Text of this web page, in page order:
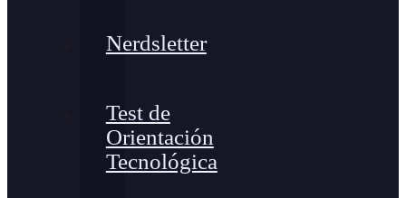
Nerdsletter
Test de
Orientación
Tecnológica